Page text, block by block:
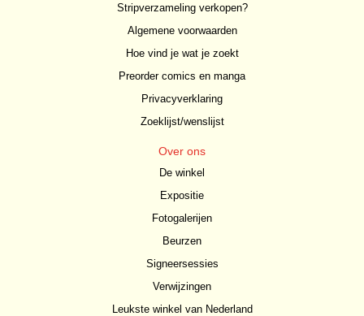
Stripverzameling verkopen?
Algemene voorwaarden
Hoe vind je wat je zoekt
Preorder comics en manga
Privacyverklaring
Zoeklijst/wenslijst
Over ons
De winkel
Expositie
Fotogalerijen
Beurzen
Signeersessies
Verwijzingen
Leukste winkel van Nederland